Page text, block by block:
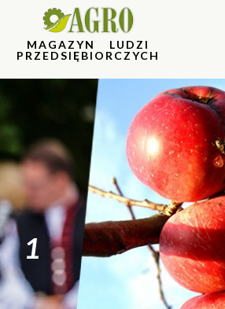
MAGAZYN LUDZI
PRZEDSIĘBIORCZYCH
1
2